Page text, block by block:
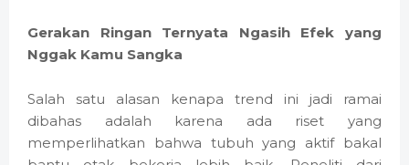
Gerakan Ringan Ternyata Ngasih Efek yang
Nggak Kamu Sangka
Salah satu alasan kenapa trend ini jadi ramai
dibahas adalah karena ada riset yang
memperlihatkan bahwa tubuh yang aktif bakal